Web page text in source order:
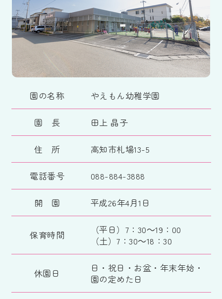
園の名称 やえもん幼稚学園
園 長 田上 晶子
住 所 高知市札場13-5
電話番号 088-884-3888
開 園 平成26年4月1日
保育時間
（平日）7：30～19：00
（土）7：30～18：30
休園日
日・祝日・お盆・年末年始・
園の定めた日